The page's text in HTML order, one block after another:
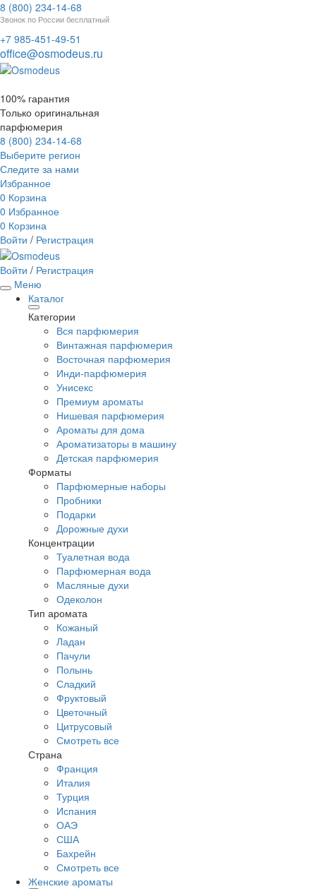
8 (800) 234-14-68
Звонок по России бесплатный
+7 985-451-49-51
office@osmodeus.ru
100% гарантия
Только оригинальная
парфюмерия
8 (800) 234-14-68
Выберите регион
Следите за нами
Избранное
0 Корзина
0 Избранное
0 Корзина
Войти / Регистрация
Войти / Регистрация
Меню
Каталог
Категории
Вся парфюмерия
Винтажная парфюмерия
Восточная парфюмерия
Инди-парфюмерия
Унисекс
Премиум ароматы
Нишевая парфюмерия
Ароматы для дома
Ароматизаторы в машину
Детская парфюмерия
Форматы
Парфюмерные наборы
Пробники
Подарки
Дорожные духи
Концентрации
Туалетная вода
Парфюмерная вода
Масляные духи
Одеколон
Тип аромата
Кожаный
Ладан
Пачули
Полынь
Сладкий
Фруктовый
Цветочный
Цитрусовый
Смотреть все
Страна
Франция
Италия
Турция
Испания
ОАЭ
США
Бахрейн
Смотреть все
Женские ароматы